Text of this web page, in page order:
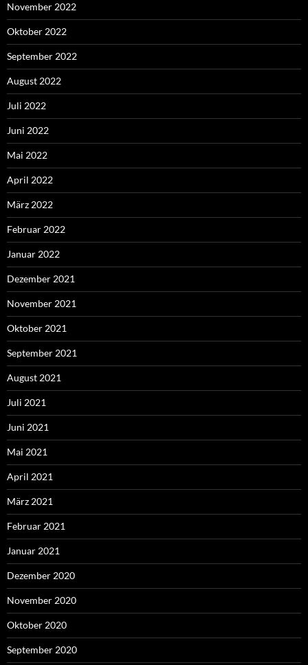
November 2022
Oktober 2022
September 2022
August 2022
Juli 2022
Juni 2022
Mai 2022
April 2022
März 2022
Februar 2022
Januar 2022
Dezember 2021
November 2021
Oktober 2021
September 2021
August 2021
Juli 2021
Juni 2021
Mai 2021
April 2021
März 2021
Februar 2021
Januar 2021
Dezember 2020
November 2020
Oktober 2020
September 2020